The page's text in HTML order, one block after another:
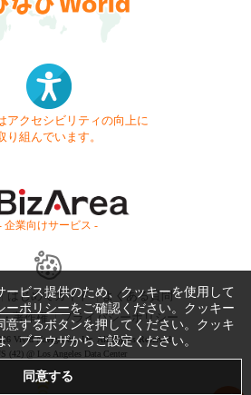
アクセシビリティの向上に
り組んでいます。
企業向けサービス -
はじめてガイド
よくある質問
著作権 プライバシーポリシー
Vivid Navigation, Inc. All Rights Reserved.
(42) @ Los Angeles Data Center
ービス提供のため、クッキーを使用して
ーポリシーをご確認ください。クッキー
意するボタンを押してください。クッキ
ブラウザからご設定ください。